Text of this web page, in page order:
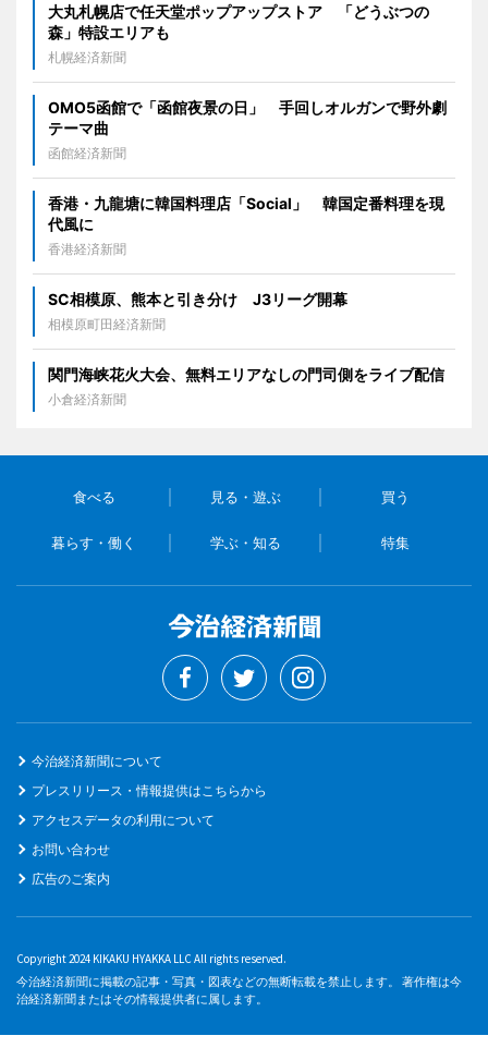
大丸札幌店で任天堂ポップアップストア 「どうぶつの
森」特設エリアも
札幌経済新聞
OMO5函館で「函館夜景の日」 手回しオルガンで野外劇
テーマ曲
函館経済新聞
香港・九龍塘に韓国料理店「Social」 韓国定番料理を現
代風に
香港経済新聞
SC相模原、熊本と引き分け J3リーグ開幕
相模原町田経済新聞
関門海峡花火大会、無料エリアなしの門司側をライブ配信
小倉経済新聞
食べる 見る・遊ぶ 買う
暮らす・働く 学ぶ・知る 特集
今治経済新聞について
プレスリリース・情報提供はこちらから
アクセスデータの利用について
お問い合わせ
広告のご案内
Copyright 2024 KIKAKU HYAKKA LLC All rights reserved.
今治経済新聞に掲載の記事・写真・図表などの無断転載を禁止します。 著作権は今
治経済新聞またはその情報提供者に属します。